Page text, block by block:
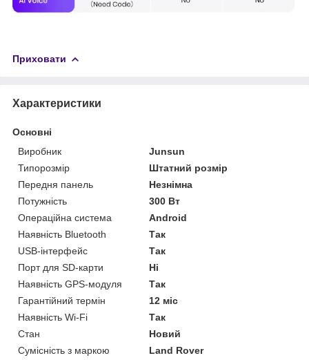
Приховати
Характеристики
Основні
Виробник
Junsun
Типорозмір
Штатний розмір
Передня панель
Незнімна
Потужність
300 Вт
Операційна система
Android
Наявність Bluetooth
Так
USB-інтерфейс
Так
Порт для SD-карти
Ні
Наявність GPS-модуля
Так
Гарантійний термін
12 міс
Наявність Wi-Fi
Так
Стан
Новий
Сумісність з маркою
Land Rover